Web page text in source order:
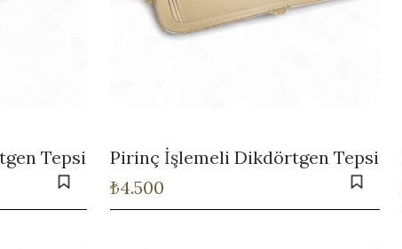
Tepsi
Pirinç İşlemeli Dikdörtgen Tepsi
₺4.500